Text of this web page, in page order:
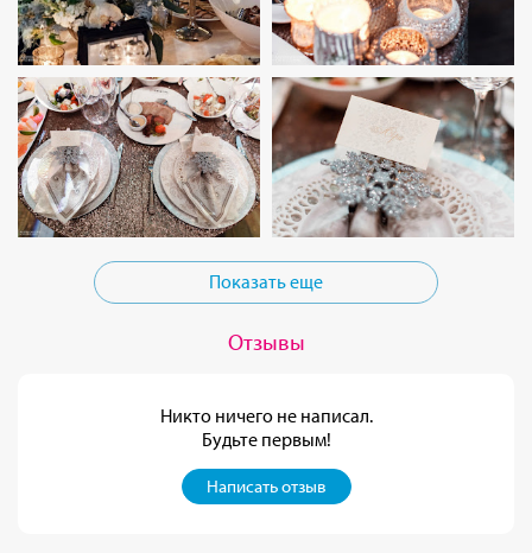
Показать еще
Отзывы
Никто ничего не написал.
Будьте первым!
Написать отзыв